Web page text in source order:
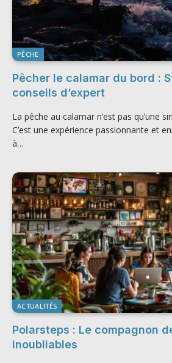
PÊCHE
Pêcher le calamar du bord :
conseils d’expert
La pêche au calamar n’est pas qu’une
C’est une expérience passionnante et
à…
ACTUALITÉS
Polarsteps : Le compagnon
inoubliables